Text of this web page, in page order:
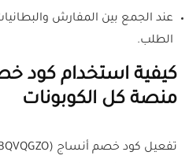
عند الجمع بين المفارش
الطلب.
كيفية استخدام كود
منصة كل الكوبونات